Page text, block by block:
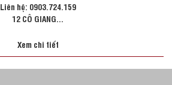
Liên hệ: 0903.724.159
12 CÔ GIANG...
Xem chi tiết